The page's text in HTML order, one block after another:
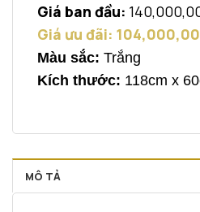
Giá ban đầu:
Giá ưu đãi:
Màu sắc: Trắng
Kích thước: 118cm x
MÔ TẢ